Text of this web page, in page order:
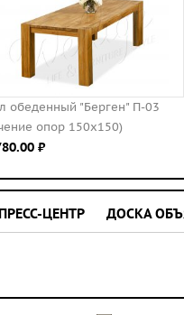
"Берген" П-03
150х150)
ПРЕСС-ЦЕНТР ДОСКА